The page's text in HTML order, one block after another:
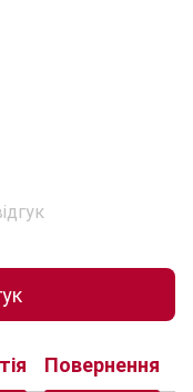
Повернення